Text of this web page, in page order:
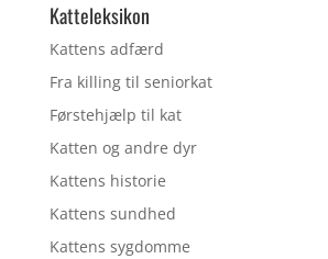
Katteleksikon
Kattens adfærd
Fra killing til seniorkat
Førstehjælp til kat
Katten og andre dyr
Kattens historie
Kattens sundhed
Kattens sygdomme